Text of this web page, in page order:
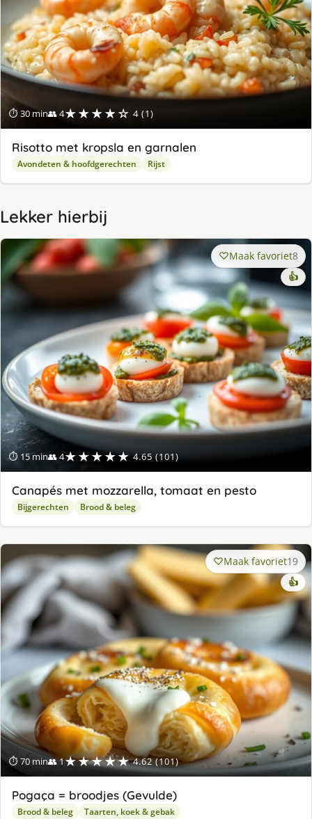
⏱ 30 min👥 4★★★★☆ 4 (1)
Ri­sot­to met krop­sla en gar­na­len
Avondeten & hoofdgerechten Rijst
Lekker hierbij
⏱ 15 min👥 4★★★★★ 4.65 (101)
Maak favoriet8
👍
Canapés met mozzarella, tomaat en pesto
Bijgerechten Brood & beleg
⏱ 70 min👥 1★★★★★ 4.62 (101)
Maak favoriet19
👍
Pogaça = broodjes (Gevulde)
Brood & beleg Taarten, koek & gebak